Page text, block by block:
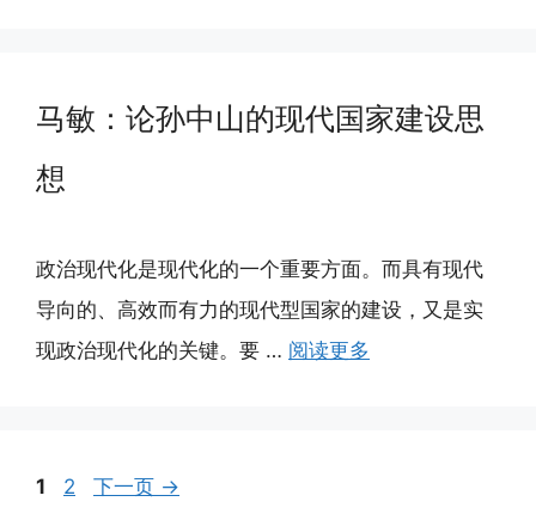
马敏：论孙中山的现代国家建设思
想
政治现代化是现代化的一个重要方面。而具有现代
导向的、高效而有力的现代型国家的建设，又是实
现政治现代化的关键。要 … 阅读更多
页
1
页
2 下一页 →